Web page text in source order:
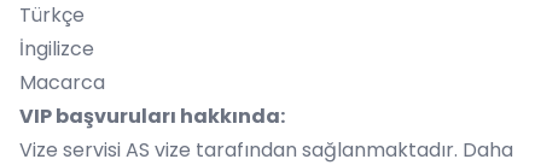
Türkçe
İngilizce
Macarca
VIP başvuruları hakkında:
Vize servisi AS vize tarafından sağlanmaktadır. Daha